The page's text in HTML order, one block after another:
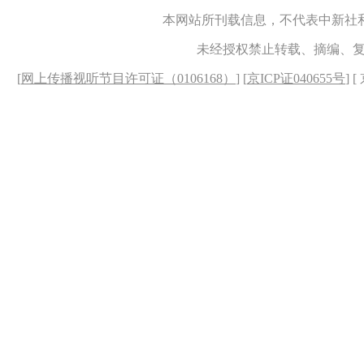
本网站所刊载信息，不代表中新
未经授权禁止转载、摘编、
[网上传播视听节目许可证（0106168） ] [京ICP证040655号] [